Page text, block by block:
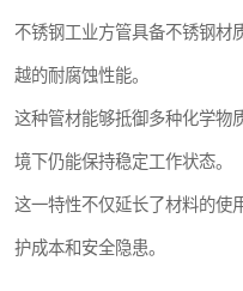
不锈钢工业方管具备不锈钢材
越的耐腐蚀性能。
这种管材能够抵御多种化学物
境下仍能保持稳定工作状态。
这一特性不仅延长了材料的使
护成本和安全隐患。